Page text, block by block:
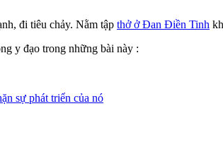
đi tiêu chảy. Nằm tập thở ở Đan Điền Tinh
y đạo trong những bài này :
sự phát triển của nó